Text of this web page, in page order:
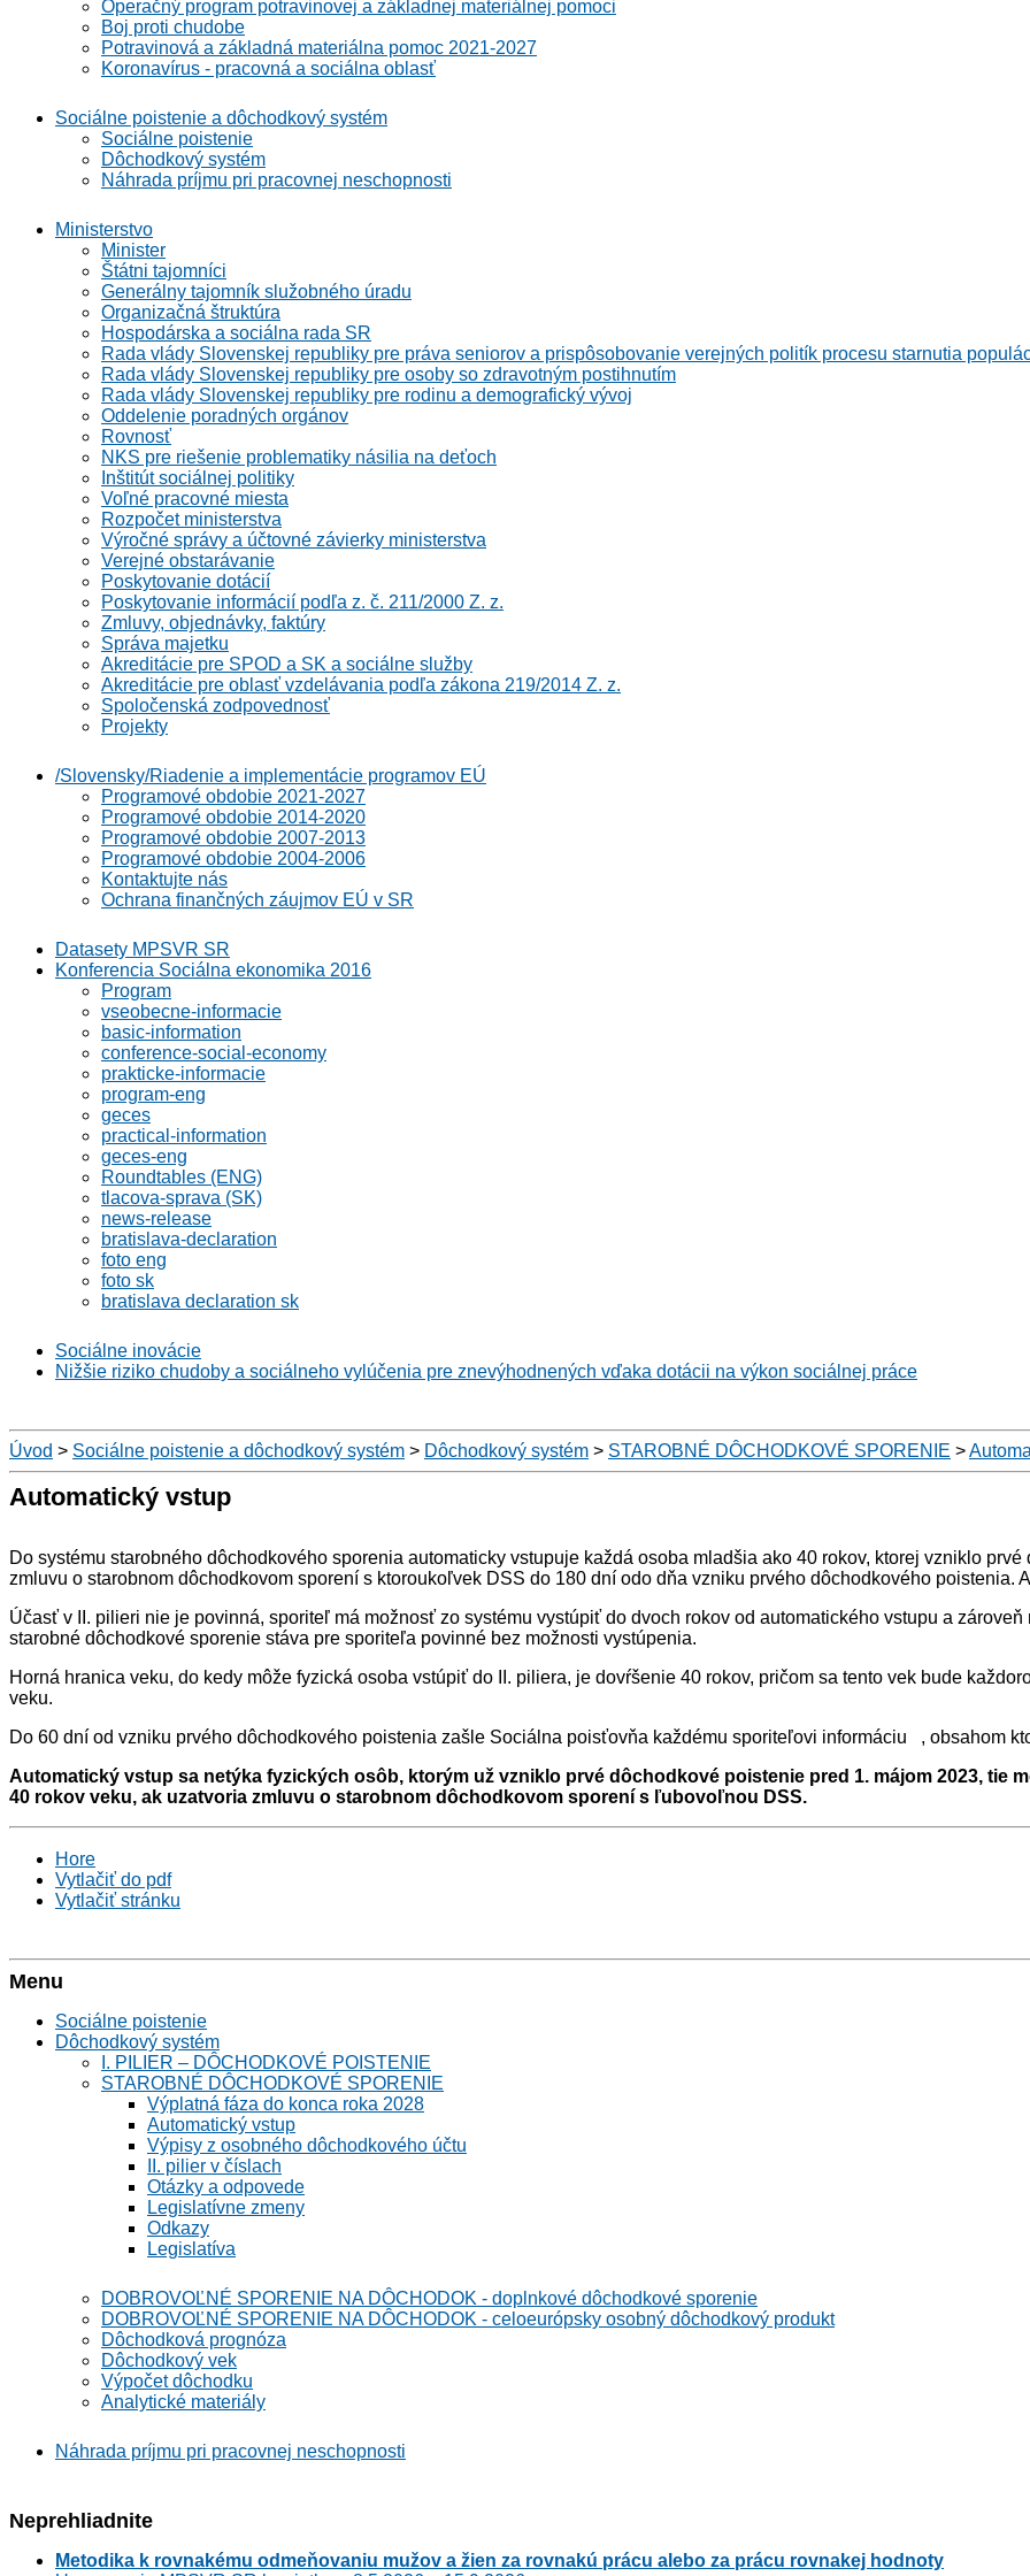
Operačný program potravinovej a základnej materiálnej pomoci
Boj proti chudobe
Potravinová a základná materiálna pomoc 2021-2027
Koronavírus - pracovná a sociálna oblasť
Sociálne poistenie a dôchodkový systém
Sociálne poistenie
Dôchodkový systém
Náhrada príjmu pri pracovnej neschopnosti
Ministerstvo
Minister
Štátni tajomníci
Generálny tajomník služobného úradu
Organizačná štruktúra
Hospodárska a sociálna rada SR
Rada vlády Slovenskej republiky pre práva seniorov a prispôsobovanie verejných politík procesu starnutia
Rada vlády Slovenskej republiky pre osoby so zdravotným postihnutím
Rada vlády Slovenskej republiky pre rodinu a demografický vývoj
Oddelenie poradných orgánov
Rovnosť
NKS pre riešenie problematiky násilia na deťoch
Inštitút sociálnej politiky
Voľné pracovné miesta
Rozpočet ministerstva
Výročné správy a účtovné závierky ministerstva
Verejné obstarávanie
Poskytovanie dotácií
Poskytovanie informácií podľa z. č. 211/2000 Z. z.
Zmluvy, objednávky, faktúry
Správa majetku
Akreditácie pre SPOD a SK a sociálne služby
Akreditácie pre oblasť vzdelávania podľa zákona 219/2014 Z. z.
Spoločenská zodpovednosť
Projekty
/Slovensky/Riadenie a implementácie programov EÚ
Programové obdobie 2021-2027
Programové obdobie 2014-2020
Programové obdobie 2007-2013
Programové obdobie 2004-2006
Kontaktujte nás
Ochrana finančných záujmov EÚ v SR
Datasety MPSVR SR
Konferencia Sociálna ekonomika 2016
Program
vseobecne-informacie
basic-information
conference-social-economy
prakticke-informacie
program-eng
geces
practical-information
geces-eng
Roundtables (ENG)
tlacova-sprava (SK)
news-release
bratislava-declaration
foto eng
foto sk
bratislava declaration sk
Sociálne inovácie
Nižšie riziko chudoby a sociálneho vylúčenia pre znevýhodnených vďaka dotácii na výkon sociálnej práce
Úvod > Sociálne poistenie a dôchodkový systém > Dôchodkový systém > STAROBNÉ DÔCHODKOVÉ SPORENIE >
Automatický vstup
Do systému starobného dôchodkového sporenia automaticky vstupuje každá osoba mladšia ako 40 rokov, ktorej vzniklo
zmluvu o starobnom dôchodkovom sporení s ktoroukoľvek DSS do 180 dní odo dňa vzniku prvého dôchodkového poistenia.
Účasť v II. pilieri nie je povinná, sporiteľ má možnosť zo systému vystúpiť do dvoch rokov od automatického vstupu a
starobné dôchodkové sporenie stáva pre sporiteľa povinné bez možnosti vystúpenia.
Horná hranica veku, do kedy môže fyzická osoba vstúpiť do II. piliera, je dovŕšenie 40 rokov, pričom sa tento vek bude
veku.
Do 60 dní od vzniku prvého dôchodkového poistenia zašle Sociálna poisťovňa každému sporiteľovi informáciu , obsahom
Automatický vstup sa netýka fyzických osôb, ktorým už vzniklo prvé dôchodkové poistenie pred 1. májom 2023, tie
40 rokov veku, ak uzatvoria zmluvu o starobnom dôchodkovom sporení s ľubovoľnou DSS.
Hore
Vytlačiť do pdf
Vytlačiť stránku
Menu
Sociálne poistenie
Dôchodkový systém
I. PILIER – DÔCHODKOVÉ POISTENIE
STAROBNÉ DÔCHODKOVÉ SPORENIE
Výplatná fáza do konca roka 2028
Automatický vstup
Výpisy z osobného dôchodkového účtu
II. pilier v číslach
Otázky a odpovede
Legislatívne zmeny
Odkazy
Legislatíva
DOBROVOĽNÉ SPORENIE NA DÔCHODOK - doplnkové dôchodkové sporenie
DOBROVOĽNÉ SPORENIE NA DÔCHODOK - celoeurópsky osobný dôchodkový produkt
Dôchodková prognóza
Dôchodkový vek
Výpočet dôchodku
Analytické materiály
Náhrada príjmu pri pracovnej neschopnosti
Neprehliadnite
Metodika k rovnakému odmeňovaniu mužov a žien za rovnakú prácu alebo za prácu rovnakej hodnoty